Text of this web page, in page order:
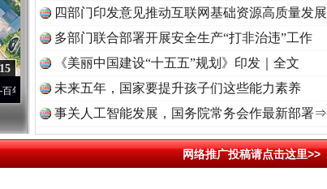
15
强纪律..·[视频]牢记初心使命 奋进复兴征程丨“转折之城”激荡..·[视频]
读
四部门印发意见推动互联网基础资源高质量发展
多部门联合部署开展安全生产“打非治违”工作
《美丽中国建设“十五五”规划》印发｜全文
未来五年，国家要提升孩子们这些能力素养
事关人工智能发展，国务院常务会作最新部署⇒
网络推广投稿请点击这里>>